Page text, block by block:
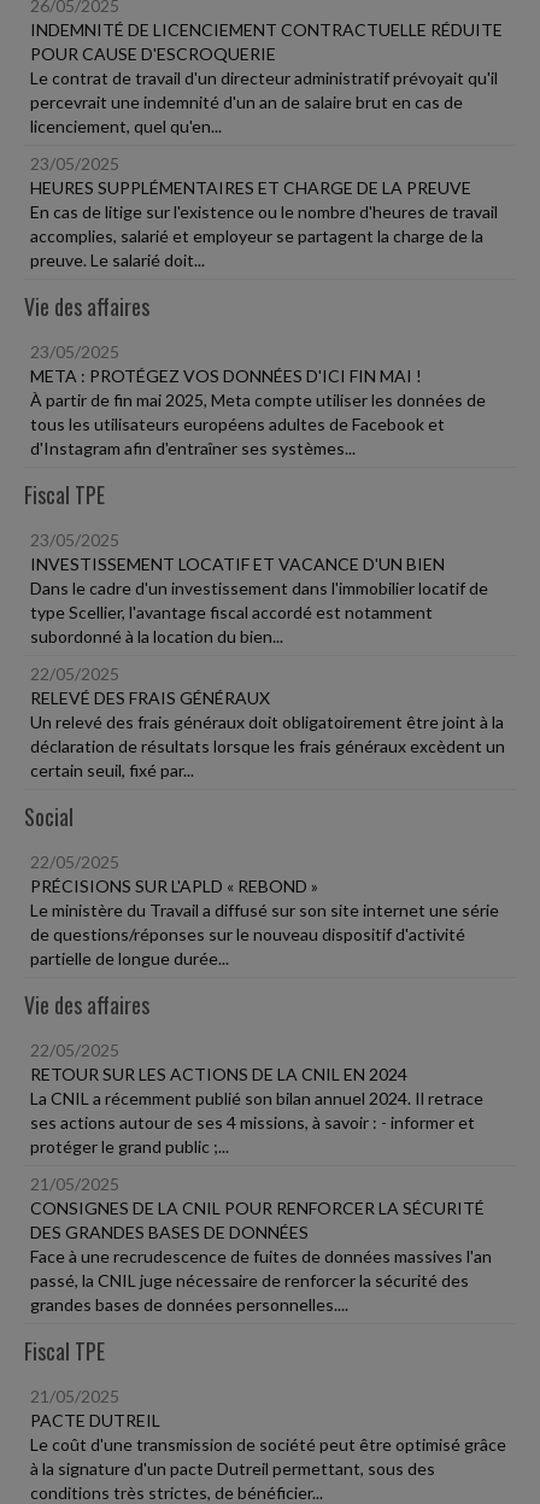
26/05/2025
INDEMNITÉ DE LICENCIEMENT CONTRACTUELLE RÉDUITE
POUR CAUSE D'ESCROQUERIE
Le contrat de travail d'un directeur administratif prévoyait qu'il
percevrait une indemnité d'un an de salaire brut en cas de
licenciement, quel qu'en...
23/05/2025
HEURES SUPPLÉMENTAIRES ET CHARGE DE LA PREUVE
En cas de litige sur l'existence ou le nombre d'heures de travail
accomplies, salarié et employeur se partagent la charge de la
preuve. Le salarié doit...
Vie des affaires
23/05/2025
META : PROTÉGEZ VOS DONNÉES D'ICI FIN MAI !
À partir de fin mai 2025, Meta compte utiliser les données de
tous les utilisateurs européens adultes de Facebook et
d'Instagram afin d'entraîner ses systèmes...
Fiscal TPE
23/05/2025
INVESTISSEMENT LOCATIF ET VACANCE D'UN BIEN
Dans le cadre d'un investissement dans l'immobilier locatif de
type Scellier, l'avantage fiscal accordé est notamment
subordonné à la location du bien...
22/05/2025
RELEVÉ DES FRAIS GÉNÉRAUX
Un relevé des frais généraux doit obligatoirement être joint à la
déclaration de résultats lorsque les frais généraux excèdent un
certain seuil, fixé par...
Social
22/05/2025
PRÉCISIONS SUR L'APLD « REBOND »
Le ministère du Travail a diffusé sur son site internet une série
de questions/réponses sur le nouveau dispositif d'activité
partielle de longue durée...
Vie des affaires
22/05/2025
RETOUR SUR LES ACTIONS DE LA CNIL EN 2024
La CNIL a récemment publié son bilan annuel 2024. Il retrace
ses actions autour de ses 4 missions, à savoir : - informer et
protéger le grand public ;...
21/05/2025
CONSIGNES DE LA CNIL POUR RENFORCER LA SÉCURITÉ
DES GRANDES BASES DE DONNÉES
Face à une recrudescence de fuites de données massives l'an
passé, la CNIL juge nécessaire de renforcer la sécurité des
grandes bases de données personnelles....
Fiscal TPE
21/05/2025
PACTE DUTREIL
Le coût d'une transmission de société peut être optimisé grâce
à la signature d'un pacte Dutreil permettant, sous des
conditions très strictes, de bénéficier...